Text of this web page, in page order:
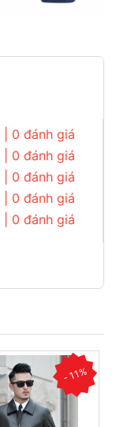
| 0 đánh giá
| 0 đánh giá
| 0 đánh giá
| 0 đánh giá
| 0 đánh giá
- 11%